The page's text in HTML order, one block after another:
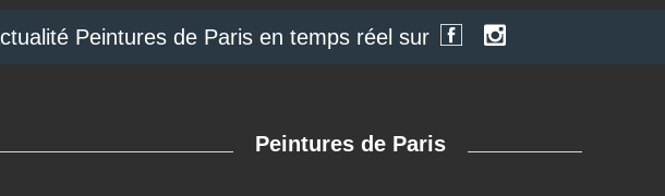
Peintures de Paris en temps réel sur
Peintures de Paris